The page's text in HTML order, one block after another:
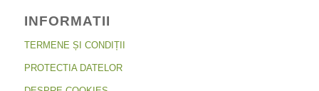
INFORMATII
TERMENE ȘI CONDIȚII
PROTECTIA DATELOR